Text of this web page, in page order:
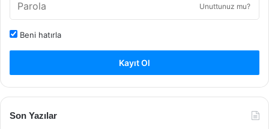
Unuttunuz mu?
Beni hatırla
Kayıt Ol
Son Yazılar